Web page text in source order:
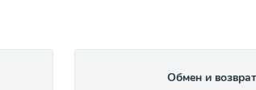
Обмен и возврат